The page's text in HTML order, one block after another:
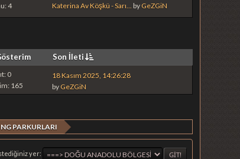
4
Katerina Av Köşkü - Sarı... by GeZGiN
Son İleti
0
165
18 Kasım 2025, 14:26:28
by GeZGiN
PARKURLARI
yer